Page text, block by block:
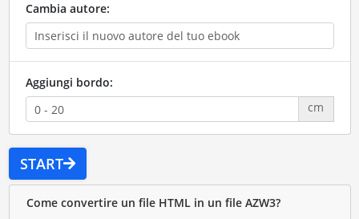
Cambia autore:
Aggiungi bordo:
cm
START
Come convertire un file HTML in un file AZW3?